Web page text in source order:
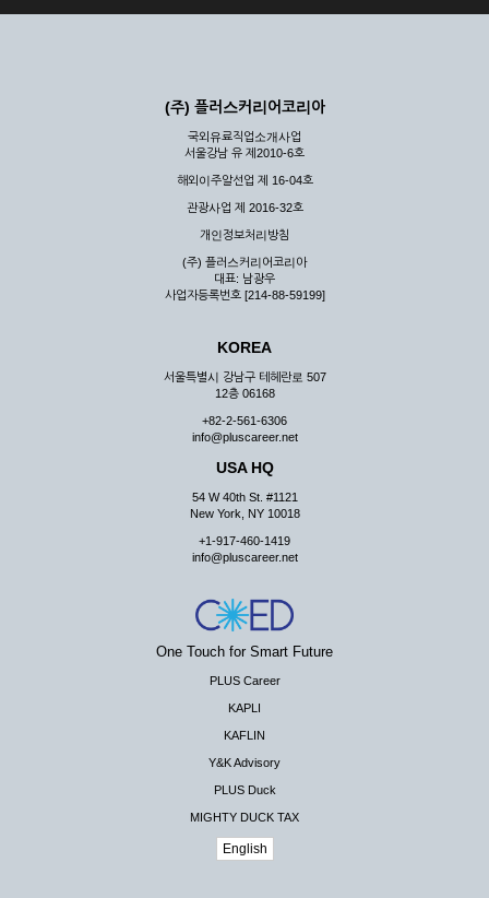
(주) 플러스커리어코리아
국외유료직업소개사업
서울강남 유 제2010-6호
해외이주알선업 제 16-04호
관광사업 제 2016-32호
개인정보처리방침
(주) 플러스커리어코리아
대표: 남광우
사업자등록번호 [214-88-59199]
KOREA
서울특별시 강남구 테헤란로 507
12층 06168
+82-2-561-6306
info@pluscareer.net
USA HQ
54 W 40th St. #1121
New York, NY 10018
+1-917-460-1419
info@pluscareer.net
One Touch for Smart Future
PLUS Career
KAPLI
KAFLIN
Y&K Advisory
PLUS Duck
MIGHTY DUCK TAX
English